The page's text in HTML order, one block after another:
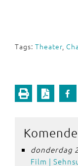
Tags: Theater,
donderdag
Film |